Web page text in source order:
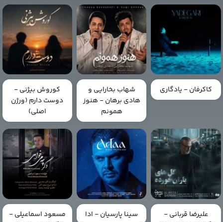
کاکرفان - یادگاری
شهاب بخارایی و
هادی برهان - هنوز
همونم
کوروش بیژنی -
دوست دارم (ورژن
اصلی)
علیرضا قربانی -
سینا پارسیان - ادا
مسعود اسماعیلی -